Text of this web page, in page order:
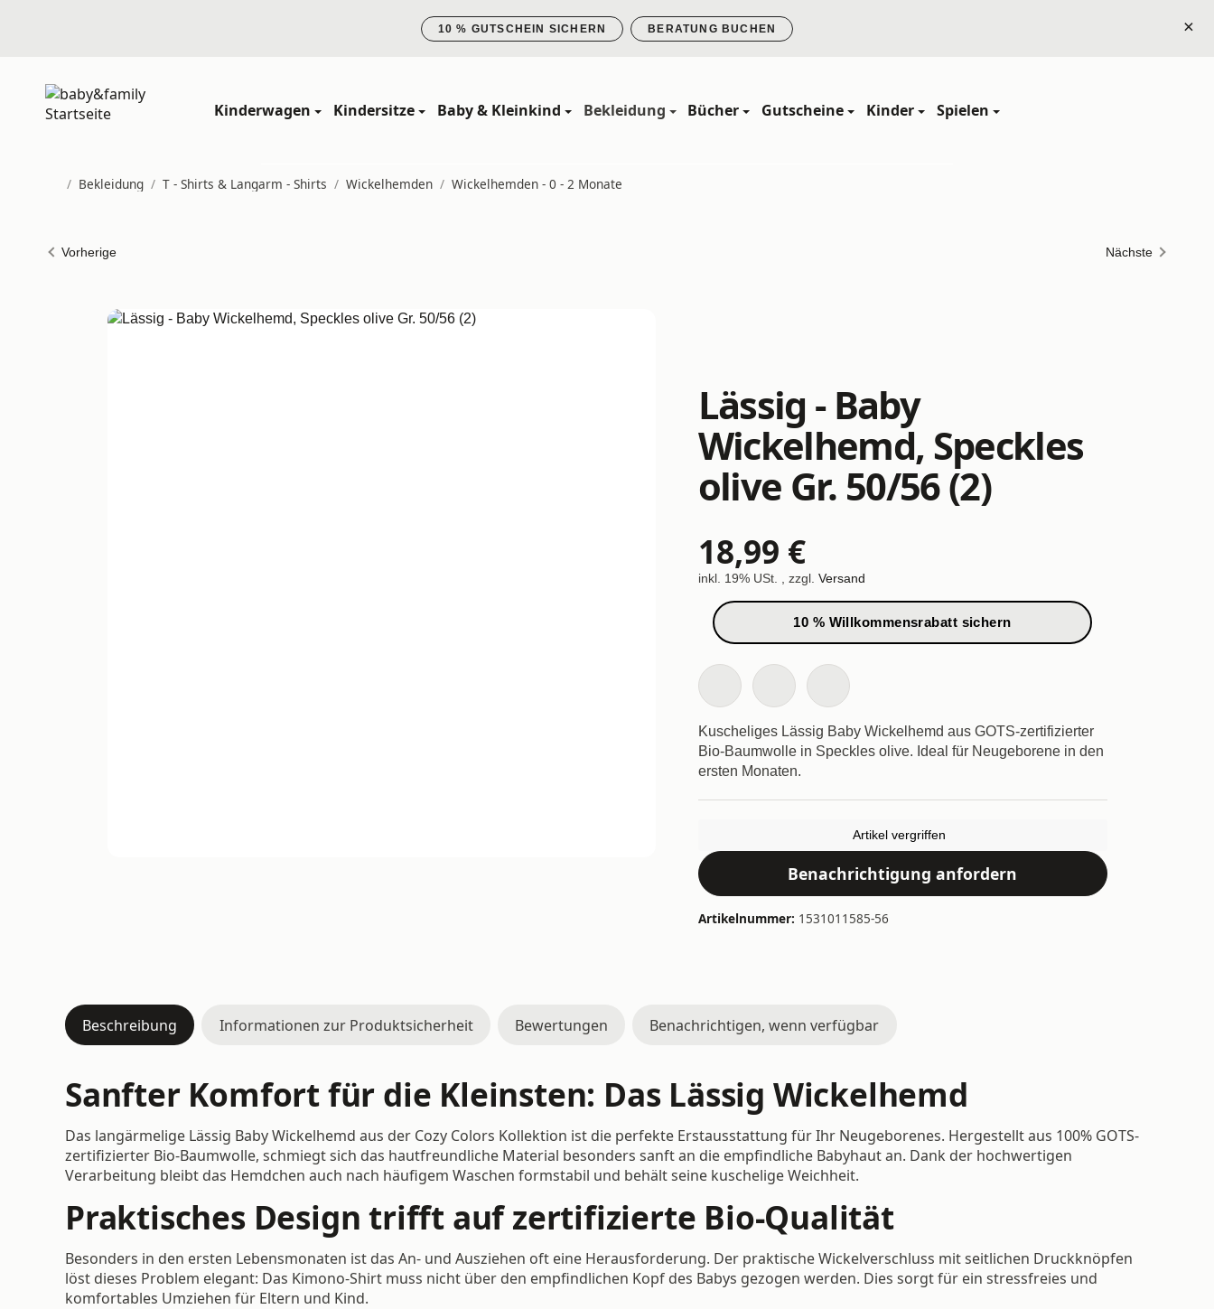
10 % GUTSCHEIN SICHERN BERATUNG BUCHEN ×
Kinderwagen Kindersitze Baby & Kleinkind Bekleidung Bücher Gutscheine Kinder Spielen
/ Bekleidung / T - Shirts & Langarm - Shirts / Wickelhemden / Wickelhemden - 0 - 2 Monate
Vorherige Nächste
Lässig - Baby
Wickelhemd, Speckles
olive Gr. 50/56 (2)
18,99 €
inkl. 19% USt. , zzgl. Versand
10 % Willkommensrabatt sichern
Kuscheliges Lässig Baby Wickelhemd aus GOTS-zertifizierter
Bio-Baumwolle in Speckles olive. Ideal für Neugeborene in den
ersten Monaten.
Artikel vergriffen
Benachrichtigung anfordern
Artikelnummer: 1531011585-56
Beschreibung Informationen zur Produktsicherheit Bewertungen Benachrichtigen, wenn verfügbar
Sanfter Komfort für die Kleinsten: Das Lässig Wickelhemd
Das langärmelige Lässig Baby Wickelhemd aus der Cozy Colors Kollektion ist die perfekte Erstausstattung für Ihr Neugeborenes. Hergestellt aus 100% GOTS-
zertifizierter Bio-Baumwolle, schmiegt sich das hautfreundliche Material besonders sanft an die empfindliche Babyhaut an. Dank der hochwertigen
Verarbeitung bleibt das Hemdchen auch nach häufigem Waschen formstabil und behält seine kuschelige Weichheit.
Praktisches Design trifft auf zertifizierte Bio-Qualität
Besonders in den ersten Lebensmonaten ist das An- und Ausziehen oft eine Herausforderung. Der praktische Wickelverschluss mit seitlichen Druckknöpfen
löst dieses Problem elegant: Das Kimono-Shirt muss nicht über den empfindlichen Kopf des Babys gezogen werden. Dies sorgt für ein stressfreies und
komfortables Umziehen für Eltern und Kind.